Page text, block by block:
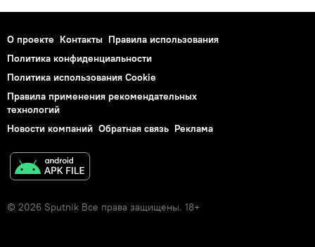
О проекте Контакты Правила использования
Политика конфиденциальности
Политика использования Cookie
Правила применения рекомендательных
технологий
Новости компаний Обратная связь Реклама
© 2026 Sputnik Все права защищены. 18+